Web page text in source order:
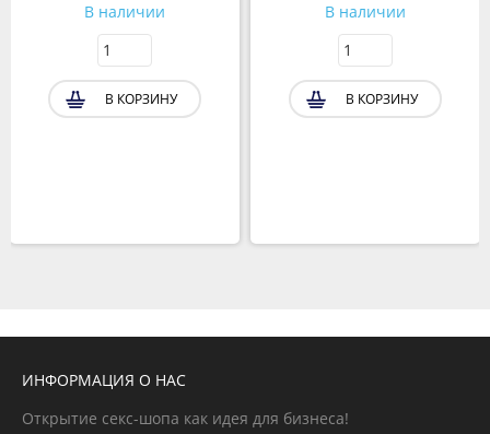
В наличии
В КОРЗИНУ
В наличии
В КОРЗИНУ
ИНФОРМАЦИЯ О НАС
Открытие секс-шопа как идея для бизнеса!